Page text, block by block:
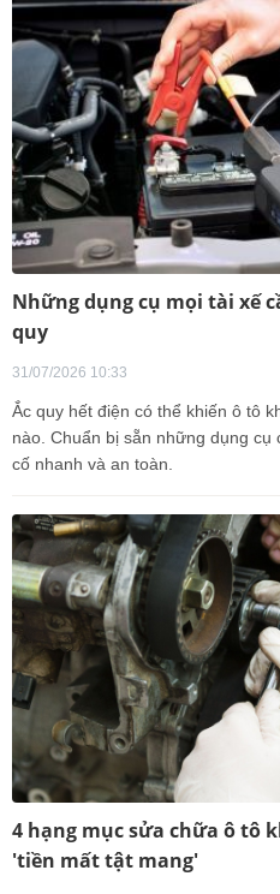
Những dụng cụ mọi tài xế
quy
31/07/2026 10:33
Ắc quy hết điện có thể khiến ô tô
nào. Chuẩn bị sẵn những dụng
cố nhanh và an toàn.
4 hạng mục sửa chữa ô tô
'tiền mất tật mang'